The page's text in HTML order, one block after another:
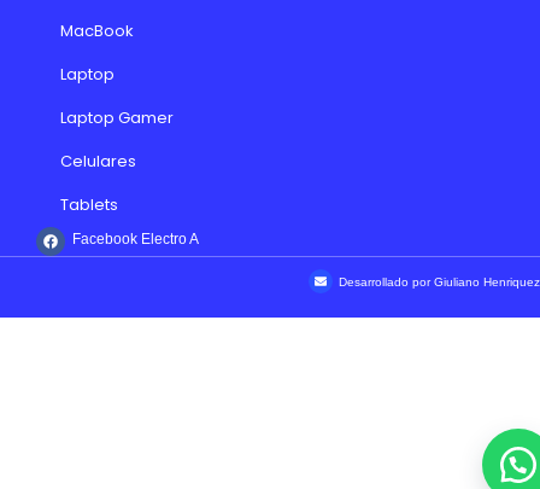
MacBook
Laptop
Laptop Gamer
Celulares
Tablets
Facebook Electro A
Desarrollado por Giuliano Henriquez